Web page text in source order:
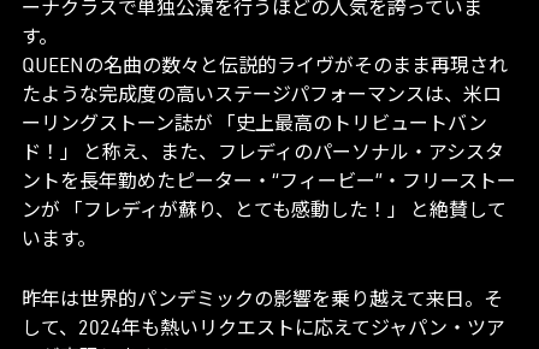
ーナクラスで単独公演を行うほどの人気を誇っていま
す。
QUEENの名曲の数々と伝説的ライヴがそのまま再現され
たような完成度の高いステージパフォーマンスは、米ロ
ーリングストーン誌が 「史上最高のトリビュートバン
ド！」 と称え、また、フレディのパーソナル・アシスタ
ントを長年勤めたピーター・“フィービー”・フリーストー
ンが 「フレディが蘇り、とても感動した！」 と絶賛して
います。
昨年は世界的パンデミックの影響を乗り越えて来日。そ
して、2024年も熱いリクエストに応えてジャパン・ツア